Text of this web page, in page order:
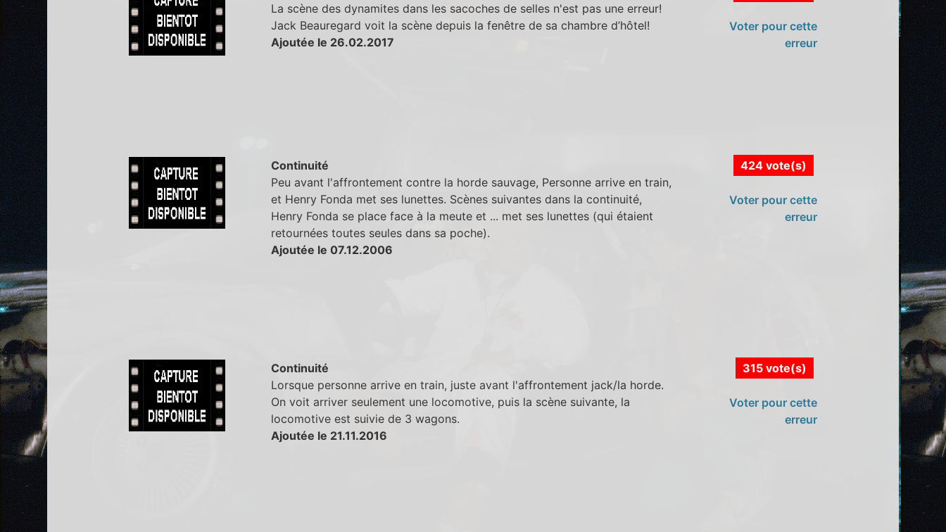
La scène des dynamites dans les sacoches de selles n'est pas une erreur!
Jack Beauregard voit la scène depuis la fenêtre de sa chambre d’hôtel!
Ajoutée le 26.02.2017
Voter pour cette
erreur
Continuité
Peu avant l'affrontement contre la horde sauvage, Personne arrive en train,
et Henry Fonda met ses lunettes. Scènes suivantes dans la continuité,
Henry Fonda se place face à la meute et ... met ses lunettes (qui étaient
retournées toutes seules dans sa poche).
Ajoutée le 07.12.2006
424 vote(s)
Voter pour cette
erreur
Continuité
Lorsque personne arrive en train, juste avant l'affrontement jack/la horde.
On voit arriver seulement une locomotive, puis la scène suivante, la
locomotive est suivie de 3 wagons.
Ajoutée le 21.11.2016
315 vote(s)
Voter pour cette
erreur